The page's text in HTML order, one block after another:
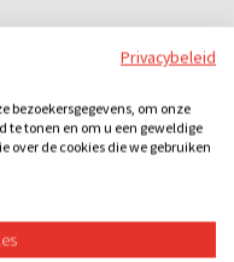
uur - 11:30 uur -
17:30 uur - 19:00 uur -
23:00 uur
Privacybeleid
bezoekersgegevens, om onze
te tonen en om u een geweldige
over de cookies die we gebruiken